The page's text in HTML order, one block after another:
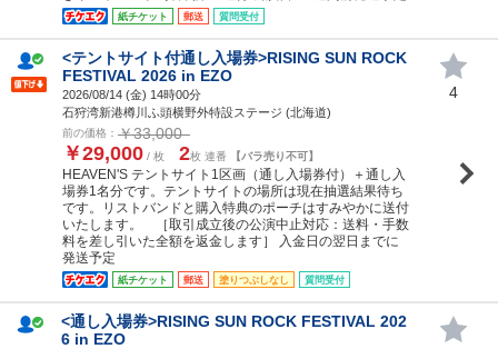
紙チケット 郵送 質問受付
<テントサイト付通し入場券>RISING SUN ROCK
FESTIVAL 2026 in EZO
2026/08/14 (金) 14時00分
石狩湾新港樽川ふ頭横野外特設ステージ (北海道)
前の価格： ￥33,000
￥29,000 / 枚 2枚 連番 【バラ売り不可】
HEAVEN'S テントサイト1区画（通し入場券付）＋通し入
場券1名分です。テントサイトの場所は現在抽選結果待ち
です。リストバンドと購入特典のポーチはすみやかに送付
いたします。 ［取引成立後の公演中止対応：送料・手数
料を差し引いた全額を返金します］ 入金日の翌日までに
発送予定
紙チケット 郵送 塗りつぶしなし 質問受付
4
<通し入場券>RISING SUN ROCK FESTIVAL 202
6 in EZO